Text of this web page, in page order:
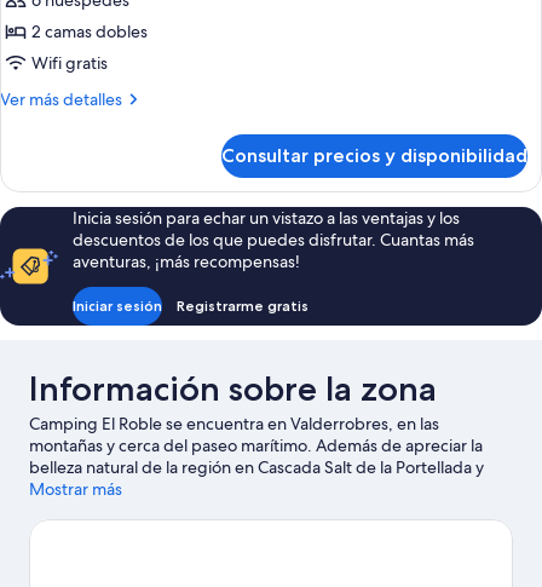
Premium
(Yurta
Mongolia)
2 camas dobles
Wifi gratis
Ver más detalles
Más
Premium
(Yurta
Mongolia)
Consultar precios y disponibilidad
Inicia sesión para echar un vistazo a las ventajas y los
descuentos de los que puedes disfrutar. Cuantas más
aventuras, ¡más recompensas!
Iniciar sesión Registrarme gratis
Información sobre la zona
Camping El Roble se encuentra en Valderrobres, en las
montañas y cerca del paseo marítimo. Además de apreciar la
belleza natural de la región en Cascada Salt de la Portellada y
Embalse de Pena, también puedes visitar lugares
Ecomuseu dels Ports y Jardín de Peter. Descubre todas las
Mostrar más